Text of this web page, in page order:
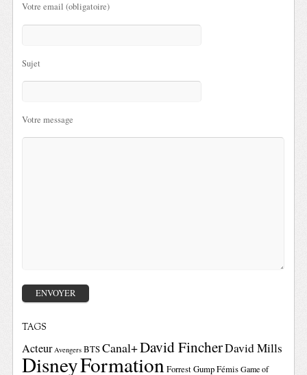
Votre email (obligatoire)
Sujet
Votre message
TAGS
Acteur Avengers BTSCanal+David FincherDavid Mills
DisneyFormationForrest GumpFémis Game of